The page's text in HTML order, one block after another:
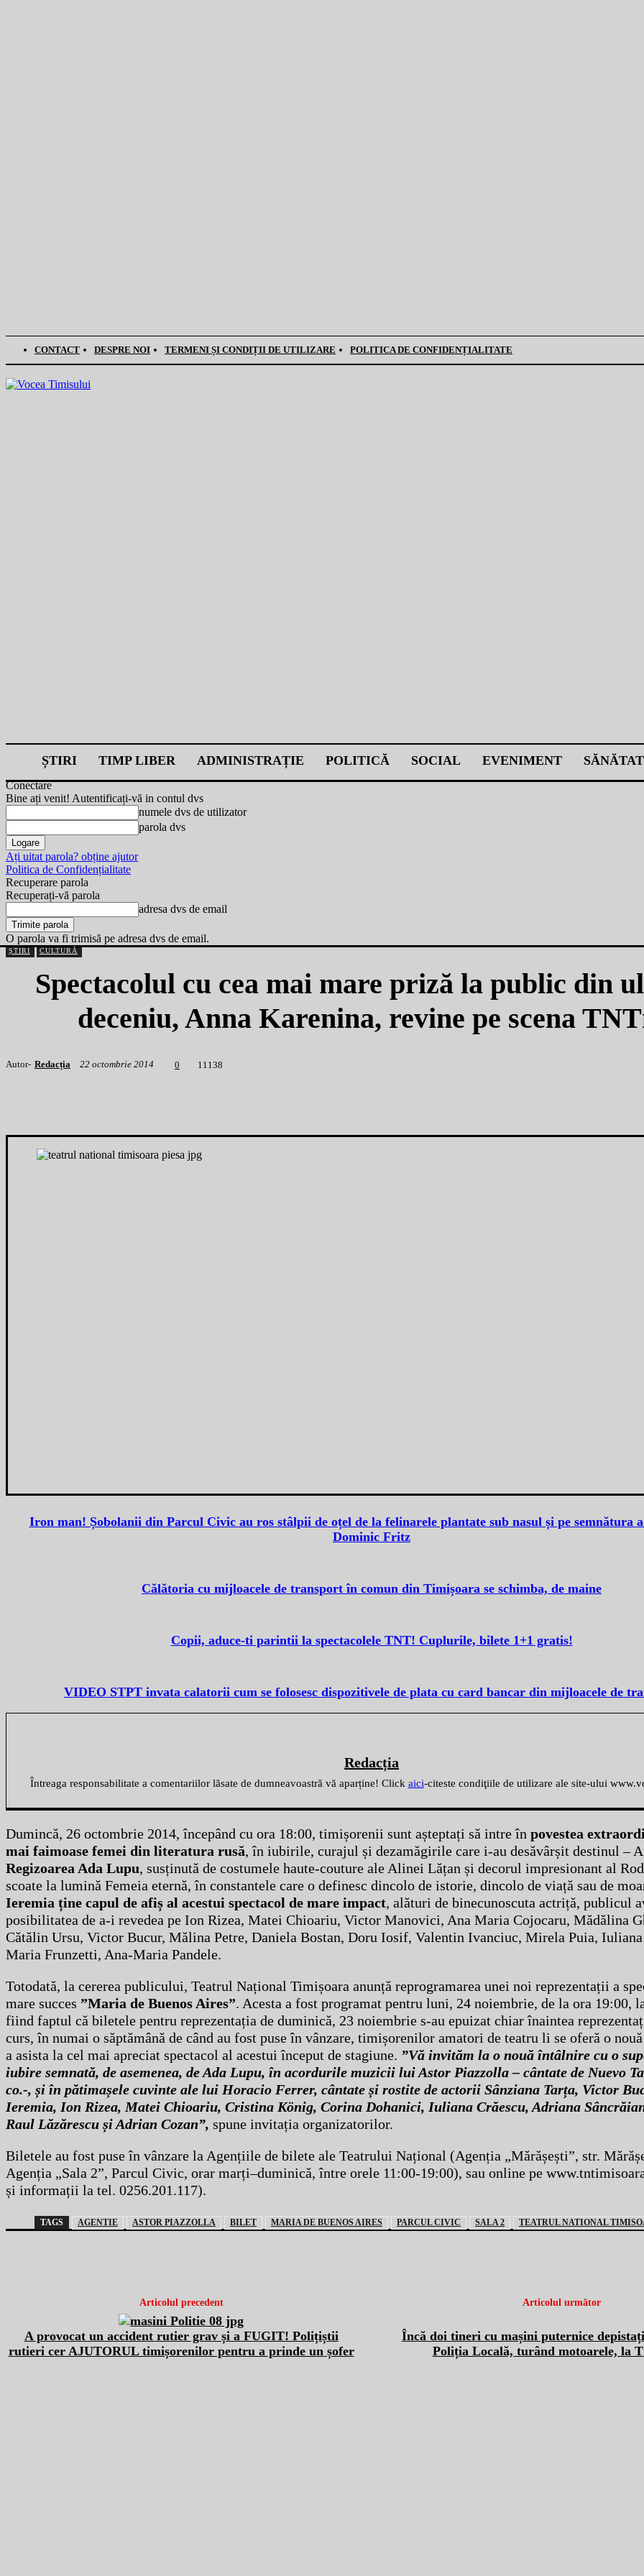
CONTACT DESPRE NOI TERMENI ȘI CONDIȚII DE UTILIZARE POLITICA DE CONFIDENȚIALITATE
ȘTIRI TIMP LIBER ADMINISTRAȚIE POLITICĂ SOCIAL EVENIMENT
Conectare
Bine ați venit! Autentificați-vă in contul dvs
numele dvs de utilizator
parola dvs
Ați uitat parola? obține ajutor
Politica de Confidențialitate
Recuperare parola
Recuperați-vă parola
adresa dvs de email
O parola va fi trimisă pe adresa dvs de email.
ȘTIRI CULTURĂ
Spectacolul cu cea mai mare priză la public din
deceniu, Anna Karenina, revine pe scena
Autor- Redacția 22 octombrie 2014 0 1 1138
Iron man! Șobolanii din Parcul Civic au ros stâlpii de oțel de la felinarele plantate sub nasul și pe semnătura
Dominic Fritz
Călătoria cu mijloacele de transport în comun din Timișoara se schimba, de maine
Copii, aduce-ti parintii la spectacolele TNT! Cuplurile, bilete 1+1 gratis!
VIDEO STPT invata calatorii cum se folosesc dispozitivele de plata cu card bancar din mijloacele de
Redacția
Întreaga responsabilitate a comentariilor lăsate de dumneavoastră vă aparține! Click aici-citeste condiţiile de utilizare ale site-ului
Dumincă, 26 octombrie 2014, începând cu ora 18:00, timișorenii sunt așteptați să intre în povestea
mai faimoase femei din literatura rusă, în iubirile, curajul și dezamăgirile care i-au desăvârșit destinul –
Regizoarea Ada Lupu, susținută de costumele haute-couture ale Alinei Lățan și decorul impresionant al
scoate la lumină Femeia eternă, în constantele care o definesc dincolo de istorie, dincolo de viață sau de
Ieremia ține capul de afiș al acestui spectacol de mare impact, alături de binecunoscuta actriță, publicul
posibilitatea de a-i revedea pe Ion Rizea, Matei Chioariu, Victor Manovici, Ana Maria Cojocaru, Mădălina
Cătălin Ursu, Victor Bucur, Mălina Petre, Daniela Bostan, Doru Iosif, Valentin Ivanciuc, Mirela Puia, Iuliana
Maria Frunzetti, Ana-Maria Pandele.
Totodată, la cererea publicului, Teatrul Național Timișoara anunță reprogramarea unei noi reprezentații a
mare succes ”Maria de Buenos Aires”. Acesta a fost programat pentru luni, 24 noiembrie, de la ora 19:00,
fiind faptul că biletele pentru reprezentația de duminică, 23 noiembrie s-au epuizat chiar înaintea
curs, în numai o săptămână de când au fost puse în vânzare, timișorenilor amatori de teatru li se oferă o
a asista la cel mai apreciat spectacol al acestui început de stagiune. ”Vă invităm la o nouă întâlnire cu o
iubire semnată, de asemenea, de Ada Lupu, în acordurile muzicii lui Astor Piazzolla – cântate de Nuevo
co.-, și în pătimașele cuvinte ale lui Horacio Ferrer, cântate și rostite de actorii Sânziana Tarța, Victor
Ieremia, Ion Rizea, Matei Chioariu, Cristina König, Corina Dohanici, Iuliana Crăescu, Adriana
Raul Lăzărescu și Adrian Cozan”, spune invitația organizatorilor.
Biletele au fost puse în vânzare la Agențiile de bilete ale Teatrului Național (Agenția „Mărășești”, str.
Agenția „Sala 2”, Parcul Civic, orar marți–duminică, între orele 11:00-19:00), sau online pe
și informații la tel. 0256.201.117).
TAGS AGENTIE ASTOR PIAZZOLLA BILET MARIA DE BUENOS AIRES PARCUL CIVIC SALA 2 TEATRUL NATIONAL
Articolul precedent
A provocat un accident rutier grav și a FUGIT! Polițiștii
rutieri cer AJUTORUL timișorenilor pentru a prinde un șofer
Articolul următor
Încă doi tineri cu mașini puternice
Poliția Locală, turând motoarele, la